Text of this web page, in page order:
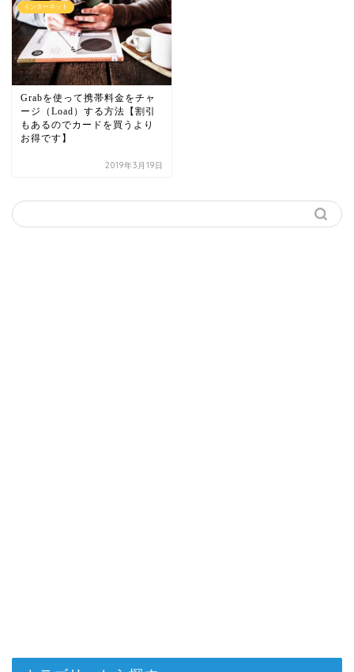
インターネット
Grabを使って携帯料金をチャ
ージ（Load）する方法【割引
もあるのでカードを買うより
お得です】
2019年3月19日